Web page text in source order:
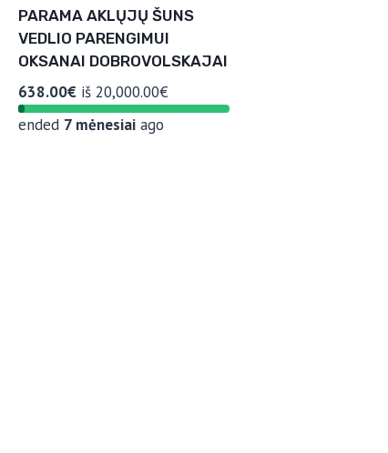
PARAMA AKLŲJŲ ŠUNS
VEDLIO PARENGIMUI
OKSANAI DOBROVOLSKAJAI
638.00€ iš 20,000.00€
ended 7 mėnesiai ago